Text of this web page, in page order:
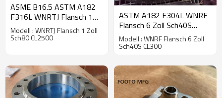
ASME B16.5 ASTM A182
F316L WNRTJ Flansch 1
Zoll Sch80 CL2500
Modell : WNRTJ Flansch 1 Zoll
Sch80 CL2500
ASTM A182 F304L WNRF
Flansch 6 Zoll Sch40S
CL300
Modell : WNRF Flansch 6 Zoll
Sch40S CL300